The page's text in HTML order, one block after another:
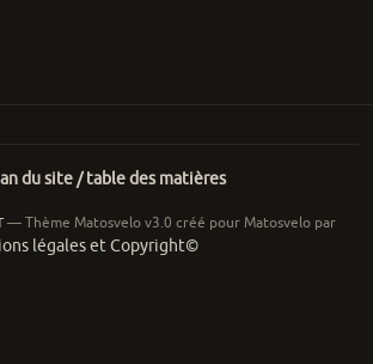
du site / table des matières
— Thème Matosvelo v3.0 créé pour Matosvelo par
légales et Copyright©